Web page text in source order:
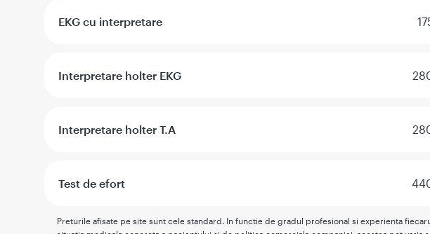
EKG cu interpretare
Interpretare holter EKG
Interpretare holter T.A
Test de efort
Preturile afisate pe site sunt cele standard. In functie de gradul profesional si experienta